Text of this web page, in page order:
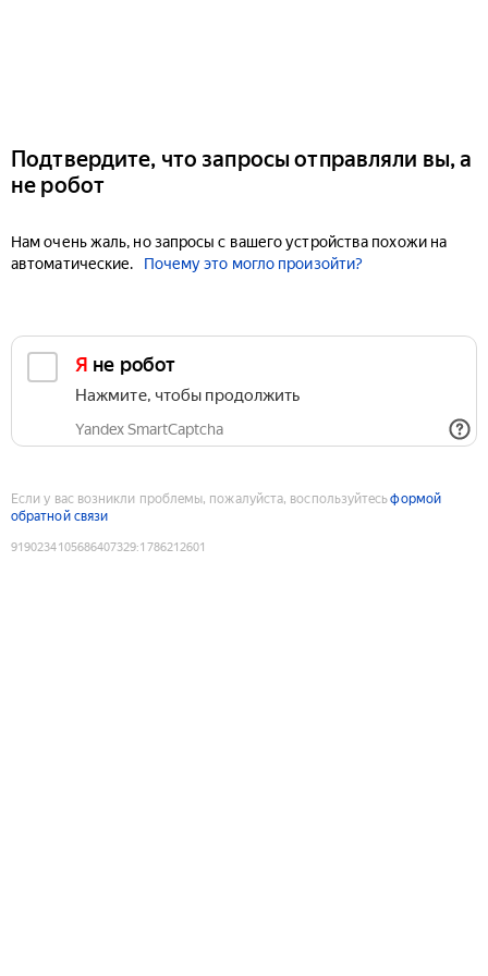
Подтвердите, что запросы отправляли вы, а
не робот
Нам очень жаль, но запросы с вашего устройства похожи на
автоматические.
Почему это могло произойти?
Я не робот
Нажмите, чтобы продолжить
Yandex SmartCaptcha
Если у вас возникли проблемы, пожалуйста, воспользуйтесьформой
обратной связи
9190234105686407329:1786212601